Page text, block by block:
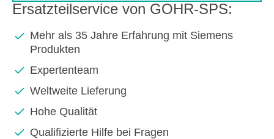
Ersatzteilservice von GOHR-SPS:
Mehr als 35 Jahre Erfahrung mit Siemens
Produkten
Expertenteam
Weltweite Lieferung
Hohe Qualität
Qualifizierte Hilfe bei Fragen